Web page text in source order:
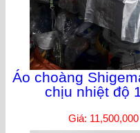
Áo choàng
chịu nhiệt độ
Giá: